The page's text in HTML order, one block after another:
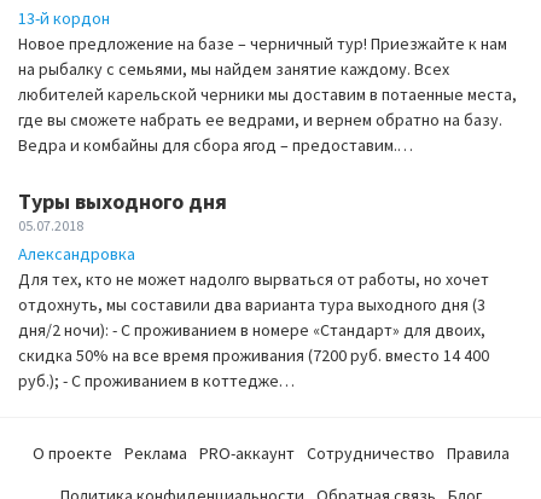
13-й кордон
Новое предложение на базе – черничный тур! Приезжайте к нам
на рыбалку с семьями, мы найдем занятие каждому. Всех
любителей карельской черники мы доставим в потаенные места,
где вы сможете набрать ее ведрами, и вернем обратно на базу.
Ведра и комбайны для сбора ягод – предоставим.…
Туры выходного дня
05.07.2018
Александровка
Для тех, кто не может надолго вырваться от работы, но хочет
отдохнуть, мы составили два варианта тура выходного дня (3
дня/2 ночи): - С проживанием в номере «Стандарт» для двоих,
скидка 50% на все время проживания (7200 руб. вместо 14 400
руб.); - С проживанием в коттедже…
О проекте Реклама PRO-аккаунт Сотрудничество
Правила